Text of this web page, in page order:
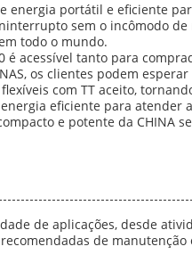
energia portátil e eficiente
sem o incômodo de
todo o mundo.
é acessível tanto para
os clientes podem
com TT aceito,
eficiente para atender
e potente da CHINA
de aplicações, desde
de